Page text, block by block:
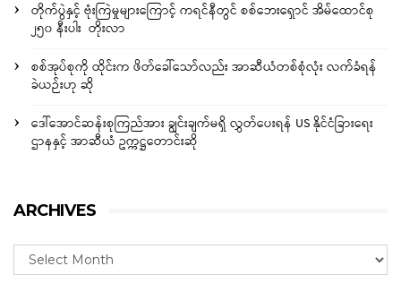
တိုက်ပွဲနှင့် ဗုံးကြဲမှုများကြောင့် ကရင်နီတွင် စစ်ဘေးရှောင် အိမ်ထောင်စု
၂၅၀ နီးပါး တိုးလာ
စစ်အုပ်စုကို ထိုင်းက ဖိတ်ခေါ်သော်လည်း အာဆီယံတစ်စုံလုံး လက်ခံရန်
ခဲယဉ်းဟု ဆို
ဒေါ်အောင်ဆန်းစုကြည်အား ချွင်းချက်မရှိ လွှတ်ပေးရန် US နိုင်ငံခြားရေး
ဌာနနှင့် အာဆီယံ ဥက္ကဋ္ဌတောင်းဆို
ARCHIVES